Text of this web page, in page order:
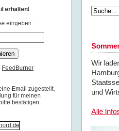
erhalten!
eingeben:
FeedBurner
Email zugestellt,
für meinen
bestätigen
Wir
und
Alle